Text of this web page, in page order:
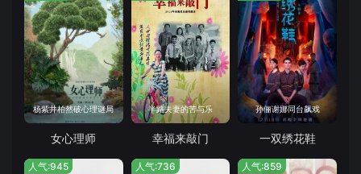
杨紫井柏然破心理谜局
女心理师
半路夫妻的苦与乐
幸福来敲门
孙俪谢娜同台飙戏
一双绣花鞋
人气:945 人气:736 人气:859